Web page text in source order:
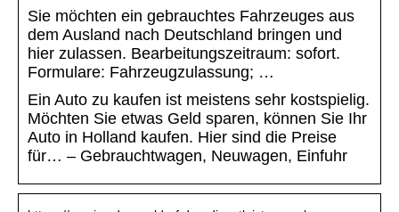
Sie möchten ein gebrauchtes Fahrzeuges aus
dem Ausland nach Deutschland bringen und
hier zulassen. Bearbeitungszeitraum: sofort.
Formulare: Fahrzeugzulassung; …
Ein Auto zu kaufen ist meistens sehr kostspielig.
Möchten Sie etwas Geld sparen, können Sie Ihr
Auto in Holland kaufen. Hier sind die Preise
für… – Gebrauchtwagen, Neuwagen, Einfuhr